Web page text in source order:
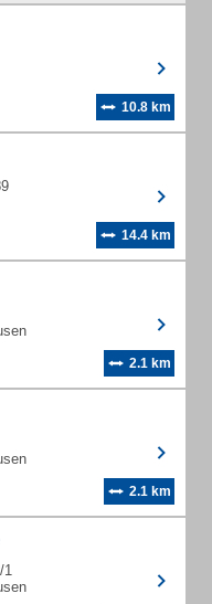
10.8 km
14.4 km
2.1 km
2.1 km
1